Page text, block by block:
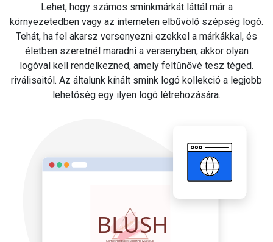
Lehet, hogy számos sminkmárkát láttál már a
környezetedben vagy az interneten elbűvölő szépség logó.
Tehát, ha fel akarsz versenyezni ezekkel a márkákkal, és
életben szeretnél maradni a versenyben, akkor olyan
logóval kell rendelkezned, amely feltűnővé tesz téged.
riválisaitól. Az általunk kínált smink logó kollekció a legjobb
lehetőség egy ilyen logó létrehozására.